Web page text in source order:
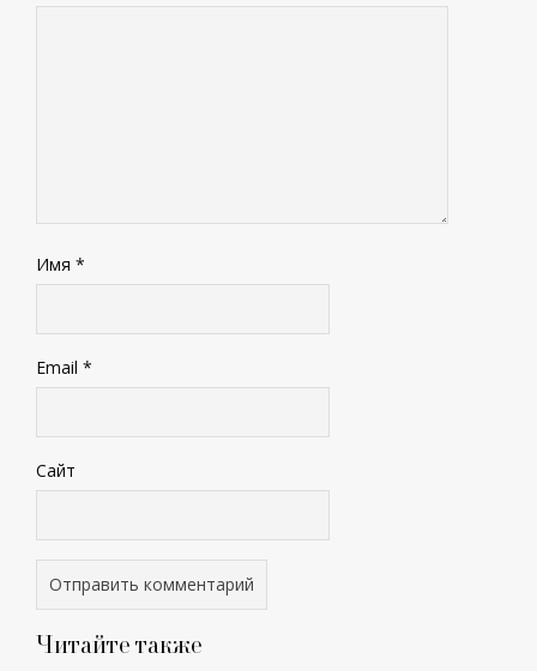
Имя *
Email *
Сайт
Читайте также